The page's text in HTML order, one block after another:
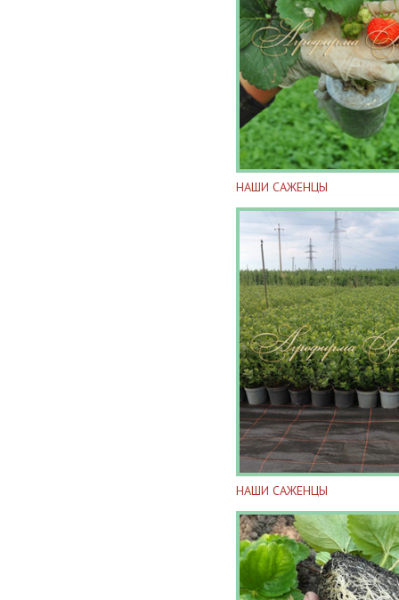
НАШИ САЖЕНЦЫ
НАШИ САЖЕНЦЫ